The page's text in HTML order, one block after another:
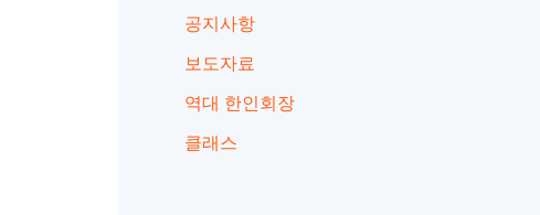
공지사항
보도자료
역대 한인회장
클래스